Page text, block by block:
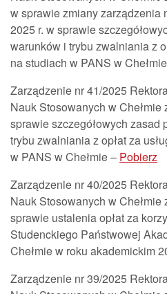
w sprawie zmiany zarządzenia
2025 r. w sprawie
warunków i trybu zwalniania z
na studiach w PANS w
Zarządzenie nr 41/2025
Nauk Stosowanych w Chełmie
sprawie szczegółowych zasad
trybu zwalniania z opłat za
w PANS w Chełmie – Pobierz
Zarządzenie nr 40/2025
Nauk Stosowanych w Chełmie
sprawie ustalenia opłat za
Studenckiego Państwowej
Chełmie w roku akademickim
Zarządzenie nr 39/2025